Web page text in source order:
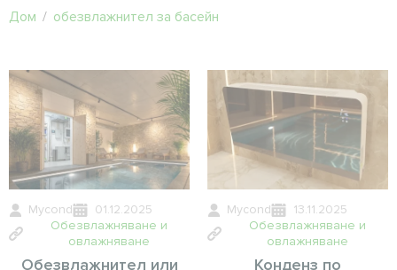
Дом / обезвлажнител за басейн
Mycond
01.12.2025
Обезвлажняване и
овлажняване
Обезвлажнител или
Mycond
13.11.2025
Обезвлажняване и
овлажняване
Конденз по